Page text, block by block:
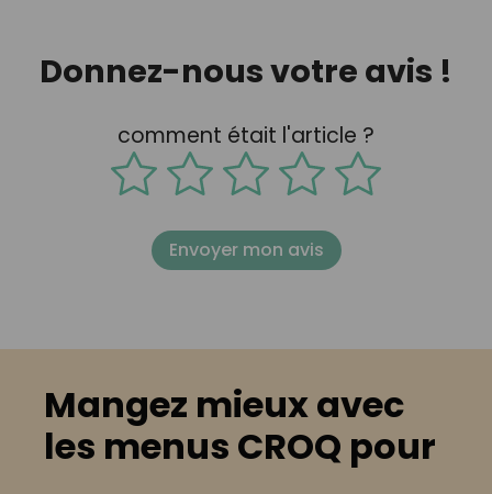
Donnez-nous votre avis !
comment était l'article ?
Envoyer mon avis
Mangez mieux avec
les menus CROQ pour